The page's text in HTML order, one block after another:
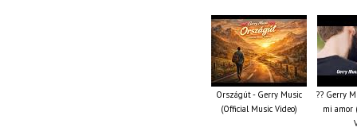
Országút - Gerry Music
(Official Music Video)
?? Gerry
mi amor